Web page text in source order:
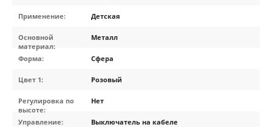
Применение: Детская
Основной
материал:
Металл
Форма: Сфера
Цвет 1: Розовый
Регулировка по
высоте:
Нет
Управление: Выключатель на кабеле